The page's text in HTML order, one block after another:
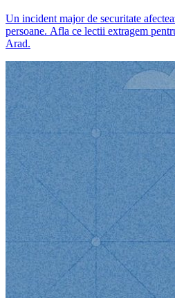
Un incident major de securitate
persoane. Afla ce lectii extragem
Arad.